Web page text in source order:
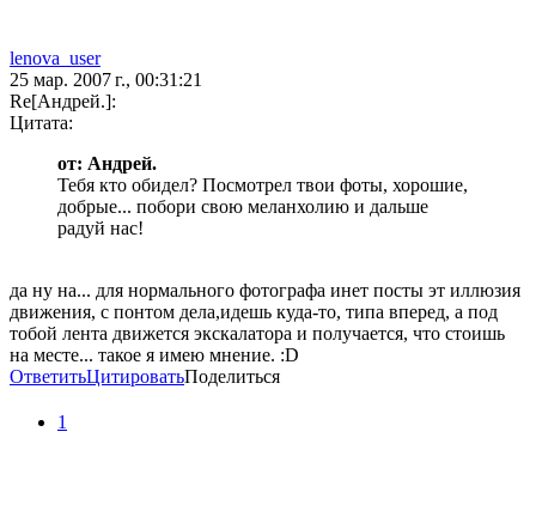
lenova_user
25 мар. 2007 г., 00:31:21
Re[Андрей.]:
Цитата:
от: Андрей.
Тебя кто обидел? Посмотрел твои фоты, хорошие,
добрые... побори свою меланхолию и дальше
радуй нас!
да ну на... для нормального фотографа инет посты эт иллюзия
движения, с понтом дела,идешь куда-то, типа вперед, а под
тобой лента движется экскалатора и получается, что стоишь
на месте... такое я имею мнение. :D
ОтветитьЦитироватьПоделиться
1